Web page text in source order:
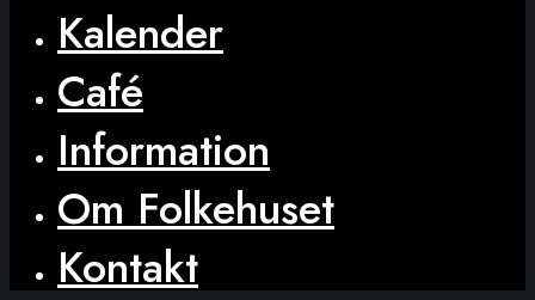
Kalender
Café
Information
Om Folkehuset
Kontakt